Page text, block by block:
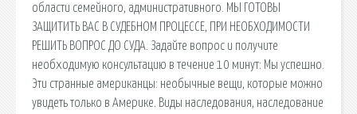
области семейного, административного. МЫ ГОТОВЫ
ЗАЩИТИТЬ ВАС В СУДЕБНОМ ПРОЦЕССЕ, ПРИ НЕОБХОДИМОСТИ
РЕШИТЬ ВОПРОС ДО СУДА. Задайте вопрос и получите
необходимую консультацию в течение 10 минут: Мы успешно.
Эти странные американцы: необычные вещи, которые можно
увидеть только в Америке. Виды наследования, наследование